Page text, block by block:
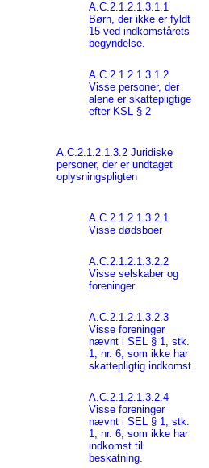
A.C.2.1.2.1.3.1.1
Børn, der ikke er fyldt
15 ved indkomstårets
begyndelse.
A.C.2.1.2.1.3.1.2
Visse personer, der
alene er skattepligtige
efter KSL § 2
A.C.2.1.2.1.3.2 Juridiske
personer, der er undtaget
oplysningspligten
A.C.2.1.2.1.3.2.1
Visse dødsboer
A.C.2.1.2.1.3.2.2
Visse selskaber og
foreninger
A.C.2.1.2.1.3.2.3
Visse foreninger
nævnt i SEL § 1, stk.
1, nr. 6, som ikke har
skattepligtig indkomst
A.C.2.1.2.1.3.2.4
Visse foreninger
nævnt i SEL § 1, stk.
1, nr. 6, som ikke har
indkomst til
beskatning.